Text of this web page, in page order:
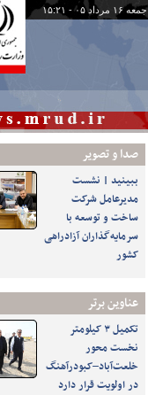
جمعه ۱۶ مرداد ۰۵ - ۱۵:۲۱
صدا و تصوير
ببینید | نشست
مدیرعامل شرکت
ساخت و توسعه با
سرمایه‌گذاران آزادراهی
کشور
عناوین برتر
تکمیل ۳ کیلومتر
نخست محور
خلعت‌آباد–کبودرآهنگ
در اولویت قرار دارد